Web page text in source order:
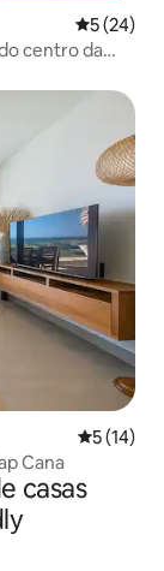
5 de uma
5 (24)
centro da
5 de uma
5 (14)
Cana
casas